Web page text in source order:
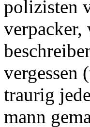
polizisten
verpacker,
vergessen
traurig
mann